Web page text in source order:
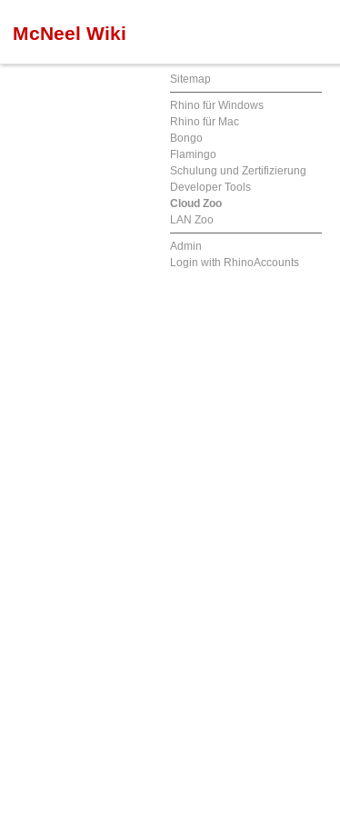
McNeel Wiki
Sitemap
Rhino für Windows
Rhino für Mac
Bongo
Flamingo
Schulung und Zertifizierung
Developer Tools
Cloud Zoo
LAN Zoo
Admin
Login with RhinoAccounts